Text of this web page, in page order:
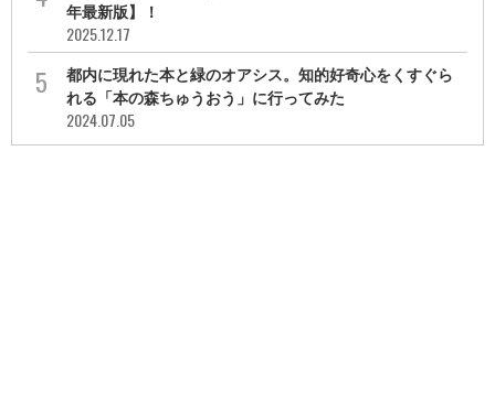
年最新版】！
2025.12.17
都内に現れた本と緑のオアシス。知的好奇心をくすぐら
れる「本の森ちゅうおう」に行ってみた
2024.07.05